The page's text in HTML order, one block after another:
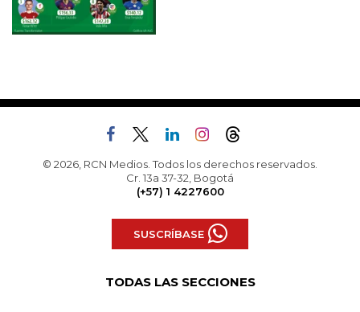
© 2026, RCN Medios. Todos los derechos reservados.
Cr. 13a 37-32, Bogotá
(+57) 1 4227600
SUSCRÍBASE
TODAS LAS SECCIONES